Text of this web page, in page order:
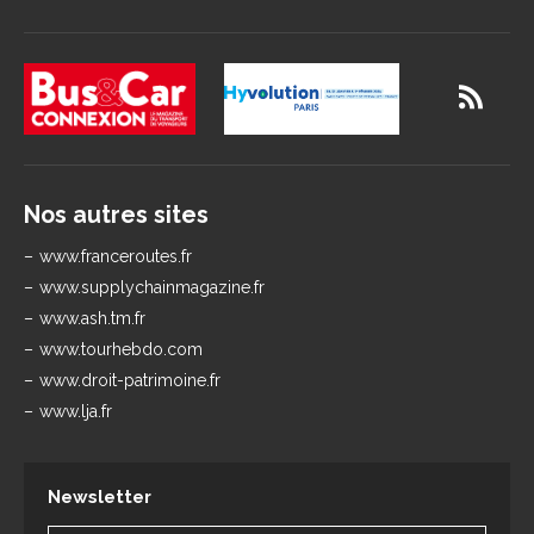
Nos autres sites
www.franceroutes.fr
www.supplychainmagazine.fr
www.ash.tm.fr
www.tourhebdo.com
www.droit-patrimoine.fr
www.lja.fr
Newsletter